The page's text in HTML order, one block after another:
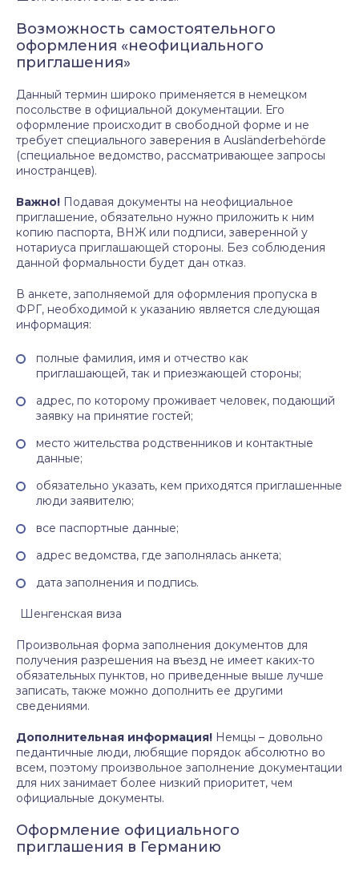
Возможность самостоятельного
оформления «неофициального
приглашения»
Данный термин широко применяется в немецком
посольстве в официальной документации. Его
оформление происходит в свободной форме и не
требует специального заверения в Ausländerbehörde
(специальное ведомство, рассматривающее запросы
иностранцев).
Важно! Подавая документы на неофициальное
приглашение, обязательно нужно приложить к ним
копию паспорта, ВНЖ или подписи, заверенной у
нотариуса приглашающей стороны. Без соблюдения
данной формальности будет дан отказ.
В анкете, заполняемой для оформления пропуска в
ФРГ, необходимой к указанию является следующая
информация:
полные фамилия, имя и отчество как
приглашающей, так и приезжающей стороны;
адрес, по которому проживает человек, подающий
заявку на принятие гостей;
место жительства родственников и контактные
данные;
обязательно указать, кем приходятся приглашенные
люди заявителю;
все паспортные данные;
адрес ведомства, где заполнялась анкета;
дата заполнения и подпись.
Шенгенская виза
Произвольная форма заполнения документов для
получения разрешения на въезд не имеет каких-то
обязательных пунктов, но приведенные выше лучше
записать, также можно дополнить ее другими
сведениями.
Дополнительная информация! Немцы – довольно
педантичные люди, любящие порядок абсолютно во
всем, поэтому произвольное заполнение документации
для них занимает более низкий приоритет, чем
официальные документы.
Оформление официального
приглашения в Германию